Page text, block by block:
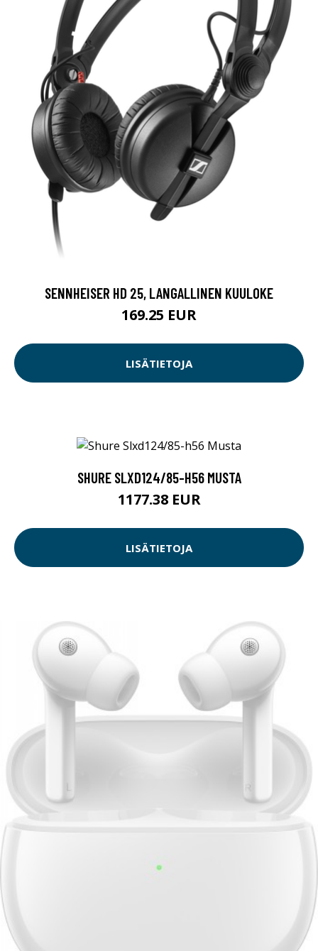
SENNHEISER HD 25, LANGALLINEN KUULOKE
169.25 EUR
LISÄTIETOJA
SHURE SLXD124/85-H56 MUSTA
1177.38 EUR
LISÄTIETOJA